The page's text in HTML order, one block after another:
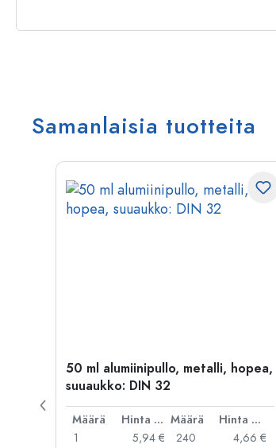
Samanlaisia tuotteita
50 ml alumiinipullo, metalli, hopea,
suuaukko: DIN 32
Määrä Hinta per kpl Määrä
Hinta per kpl
1
5,94 €
240
4,66 €